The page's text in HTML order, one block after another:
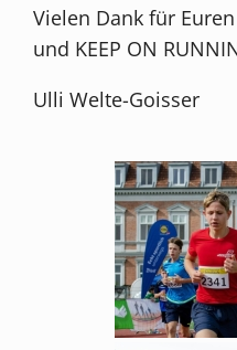
Vielen Dank für
und KEEP ON
Ulli Welte-Goisser